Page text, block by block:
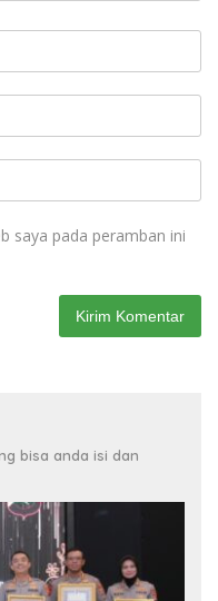
saya pada peramban ini
bisa anda isi dan